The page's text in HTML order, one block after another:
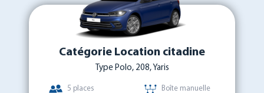
Catégorie Location citadine
Type Polo, 208, Yaris
5 places Boîte manuelle